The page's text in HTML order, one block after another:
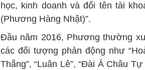
học, kinh doanh và đổi tên tài
(Phương Hàng Nhật)”.
Đầu năm 2016, Phương thường
các đối tượng phản động như
Thắng”, “Luân Lê”, “Đài Á Châu